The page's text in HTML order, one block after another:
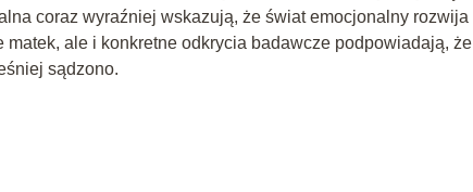
coraz wyraźniej wskazują, że świat emocjonalny rozwija
ale i konkretne odkrycia badawcze podpowiadają, że
sądzono.